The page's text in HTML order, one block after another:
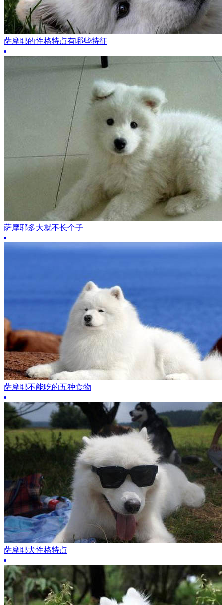
萨摩耶的性格特点有哪些特征
萨摩耶多大就不长个子
萨摩耶不能吃的五种食物
萨摩耶犬性格特点